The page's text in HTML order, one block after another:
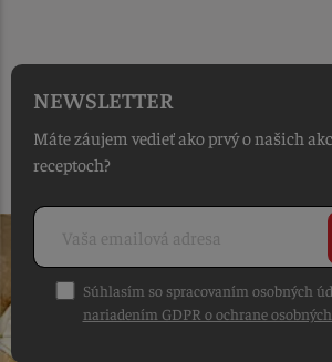
NEWSLETTER
Máte záujem vedieť ako prvý o našich
receptoch?
Súhlasím so spracovaním osobných
nariadením GDPR o ochrane